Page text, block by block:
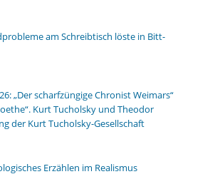
am Schreibtisch löste in Bitt-
„Der scharfzüngige Chronist Weimars“
Kurt Tucholsky und Theodor
der Kurt Tucholsky-Gesellschaft
Erzählen im Realismus